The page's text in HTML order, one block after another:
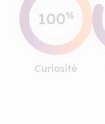
100%
Curiosité